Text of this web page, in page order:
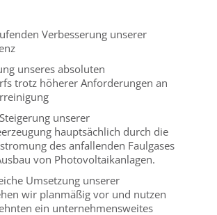
Verbesserung unserer
unseres absoluten
trotz höherer Anforderungen an
unserer
hauptsächlich durch die
des anfallenden Faulgases
von Photovoltaikanlagen.
Umsetzung unserer
wir planmäßig vor und nutzen
ein unternehmensweites